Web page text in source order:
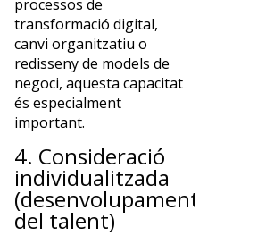
processos de
transformació digital,
canvi organitzatiu o
redisseny de models de
negoci, aquesta capacitat
és especialment
important.
4. Consideració
individualitzada
(desenvolupament
del talent)